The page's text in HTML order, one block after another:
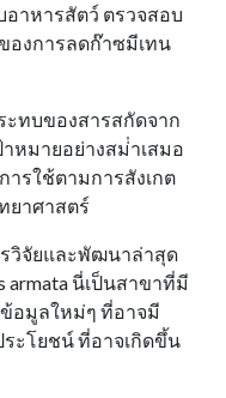
าหารสัตว์ ตรวจสอบ
งการลดก๊าซมีเทน
ะทบของสารสกัดจาก
าหมายอย่างสม่ําเสมอ
รใช้ตามการสังเกต
ยาศาสตร์
วิจัยและพัฒนาล่าสุด
armata นี่เป็นสาขาที่มี
อมูลใหม่ๆ ที่อาจมี
ะโยชน์ ที่อาจเกิดขึ้น